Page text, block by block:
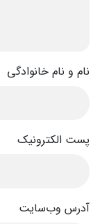
نام و نام خانوادگی
پست الکترونیک
آدرس وب‌سایت